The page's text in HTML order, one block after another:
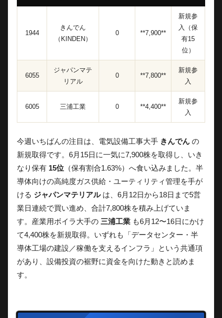
1944
きんでん
（KINDEN）
0 **7,900**
新規参
入（保
有15
位）
6055
ジャパンマテ
リアル
0 **7,800**
新規参
入
6005 三浦工業 0 **4,400**
新規参
入
今週いちばんの注目は、電気設備工事大手 きんでん の
新規取得です。6月15日に一気に7,900株を取得し、いき
なり保有 15位 （保有割合1.63%）へ食い込みました。半
導体向けの高純度ガス供給・ユーティリティ管理を手が
ける ジャパンマテリアルは、6月12日から18日まで5営
業日連続で買い進め、合計7,800株を積み上げていま
す。産業用ボイラ大手の 三浦工業 も6月12〜16日にかけ
て4,400株を新規取得。いずれも「データセンター・半
導体工場の建設／稼働を支えるインフラ」という共通項
があり、設備投資の裾野に資金を向けた動きと読めま
す。